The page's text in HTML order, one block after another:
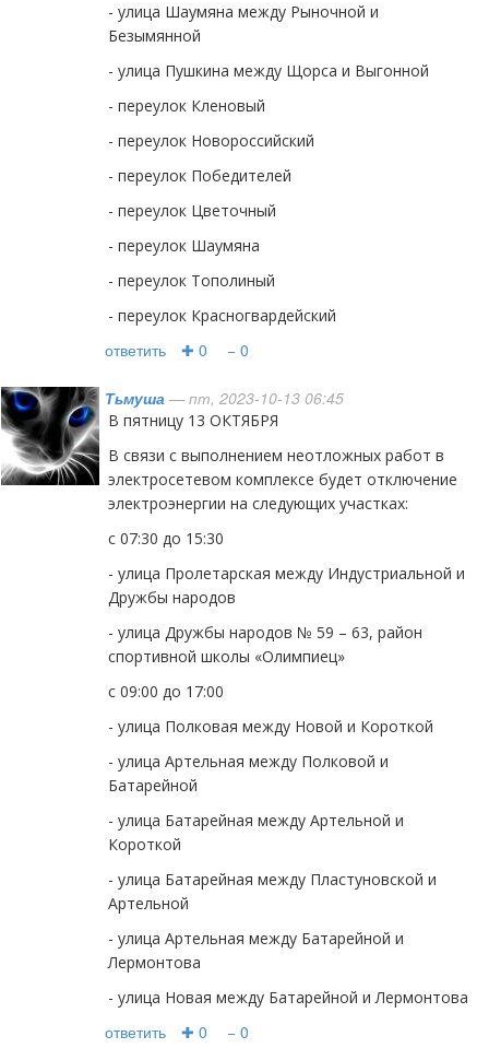
- улица Шаумяна между Рыночной и
Безымянной
- улица Пушкина между Щорса и Выгонной
- переулок Кленовый
- переулок Новороссийский
- переулок Победителей
- переулок Цветочный
- переулок Шаумяна
- переулок Тополиный
- переулок Красногвардейский
ответить ✚ 0 − 0
Тьмуша — пт, 2023-10-13 06:45
В пятницу 13 ОКТЯБРЯ
В связи с выполнением неотложных работ в
электросетевом комплексе будет отключение
электроэнергии на следующих участках:
с 07:30 до 15:30
- улица Пролетарская между Индустриальной и
Дружбы народов
- улица Дружбы народов № 59 – 63, район
спортивной школы «Олимпиец»
с 09:00 до 17:00
- улица Полковая между Новой и Короткой
- улица Артельная между Полковой и
Батарейной
- улица Батарейная между Артельной и
Короткой
- улица Батарейная между Пластуновской и
Артельной
- улица Артельная между Батарейной и
Лермонтова
- улица Новая между Батарейной и Лермонтова
ответить ✚ 0 − 0